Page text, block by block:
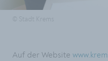
Auf der Website